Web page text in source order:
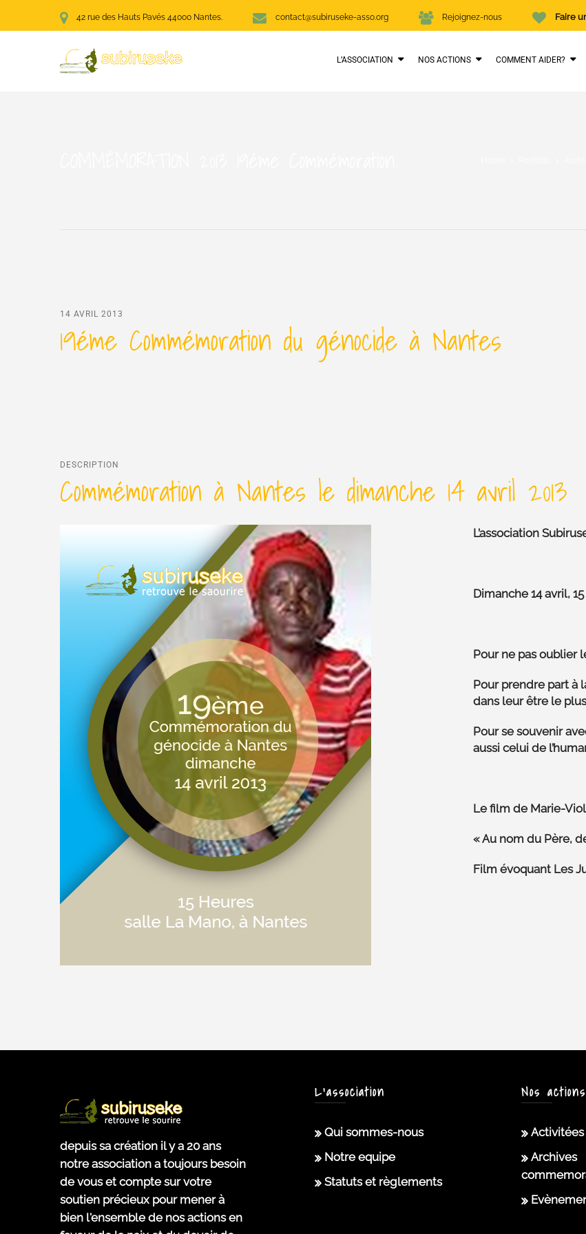
42 rue des Hauts Pavés 44000 Nantes. contact@subiruseke-asso.org Rejoignez-nous Faire
L’ASSOCIATION NOS ACTIONS COMMENT AIDER?
14 AVRIL 2013
19éme Commémoration du génocide à Nantes
DESCRIPTION
Commémoration à Nantes le dimanche 14 avril 2013
L’association
Dimanche 14 avril,
Pour ne pas oublier
Pour prendre part à
dans leur être le
Pour se souvenir
aussi celui de
Le film de Marie-
« Au nom du Père,
Film évoquant Les
depuis sa création il y a 20 ans
notre association a toujours besoin
de vous et compte sur votre
soutien précieux pour mener à
bien l'ensemble de nos actions en
L’association
Qui sommes-nous
Notre equipe
Statuts et règlements
Nos actions
Archives